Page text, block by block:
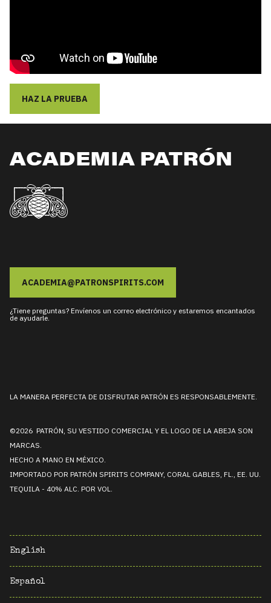
HAZ LA PRUEBA
ACADEMIA PATRÓN
ACADEMIA@PATRONSPIRITS.COM
¿Tiene preguntas? Envíenos un correo electrónico y estaremos encantados
de ayudarle.
LA MANERA PERFECTA DE DISFRUTAR PATRÓN ES RESPONSABLEMENTE.
©2026 PATRÓN, SU VESTIDO COMERCIAL Y EL LOGO DE LA ABEJA SON
MARCAS.
HECHO A MANO EN MÉXICO.
IMPORTADO POR PATRÓN SPIRITS COMPANY, CORAL GABLES, FL., EE. UU.
TEQUILA - 40% ALC. POR VOL.
English
Español